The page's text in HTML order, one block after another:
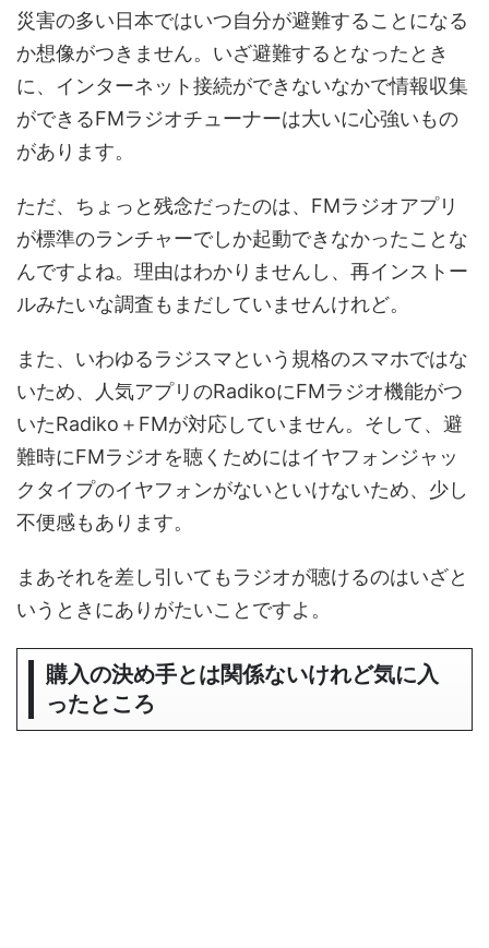
災害の多い日本ではいつ自分が避難することになる
か想像がつきません。いざ避難するとなったとき
に、インターネット接続ができないなかで情報収集
ができるFMラジオチューナーは大いに心強いもの
があります。
ただ、ちょっと残念だったのは、FMラジオアプリ
が標準のランチャーでしか起動できなかったことな
んですよね。理由はわかりませんし、再インストー
ルみたいな調査もまだしていませんけれど。
また、いわゆるラジスマという規格のスマホではな
いため、人気アプリのRadikoにFMラジオ機能がつ
いたRadiko＋FMが対応していません。そして、避
難時にFMラジオを聴くためにはイヤフォンジャッ
クタイプのイヤフォンがないといけないため、少し
不便感もあります。
まあそれを差し引いてもラジオが聴けるのはいざと
いうときにありがたいことですよ。
購入の決め手とは関係ないけれど気に入
ったところ